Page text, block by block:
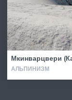
Мкинварцвери
АЛЬПИНИЗМ